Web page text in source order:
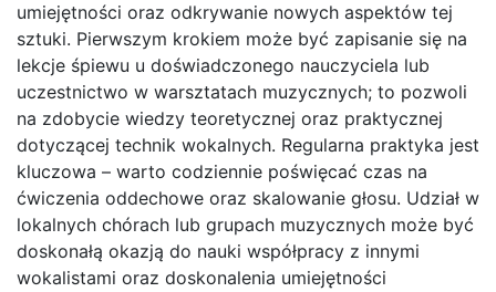
umiejętności oraz odkrywanie nowych aspektów tej
sztuki. Pierwszym krokiem może być zapisanie się na
lekcje śpiewu u doświadczonego nauczyciela lub
uczestnictwo w warsztatach muzycznych; to pozwoli
na zdobycie wiedzy teoretycznej oraz praktycznej
dotyczącej technik wokalnych. Regularna praktyka jest
kluczowa – warto codziennie poświęcać czas na
ćwiczenia oddechowe oraz skalowanie głosu. Udział w
lokalnych chórach lub grupach muzycznych może być
doskonałą okazją do nauki współpracy z innymi
wokalistami oraz doskonalenia umiejętności